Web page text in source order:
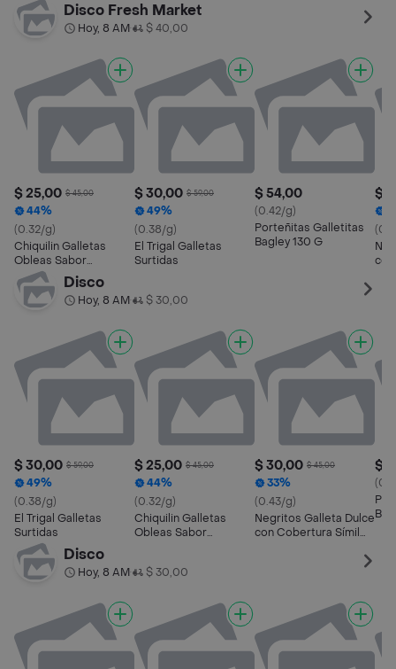
Disco Fresh Market
Hoy, 8 AM• $ 40,00
$ 25,00 $ 45,00
44%
(0.32/g)
Chiquilin Galletas
Obleas Sabor
Chocolate
$ 30,00 $ 59,00
49%
(0.38/g)
El Trigal Galletas
Surtidas
$ 54,00
(0.42/g)
Porteñitas Galletitas
Bagley 130 G
$
Disco
Hoy, 8 AM• $ 30,00
$ 30,00 $ 59,00
49%
(0.38/g)
El Trigal Galletas
Surtidas
$ 25,00 $ 45,00
44%
(0.32/g)
Chiquilin Galletas
Obleas Sabor
$ 30,00 $ 45,00
33%
(0.43/g)
Negritos Galleta Dulce
con Cobertura Símil
$
Disco
Hoy, 8 AM• $ 30,00